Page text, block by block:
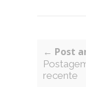
← Post
recente